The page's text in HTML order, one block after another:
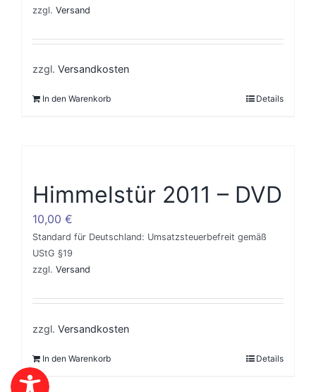
zzgl. Versand
zzgl. Versandkosten
In den Warenkorb Details
Himmelstür 2011 – DVD
10,00 €
Standard für Deutschland: Umsatzsteuerbefreit gemäß
UStG §19
zzgl. Versand
zzgl. Versandkosten
In den Warenkorb Details